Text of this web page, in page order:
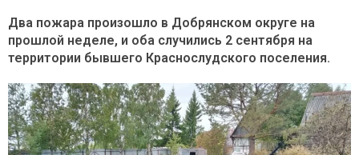
Два пожара произошло в Добрянском округе на
прошлой неделе, и оба случились 2 сентября на
территории бывшего Краснослудского поселения.